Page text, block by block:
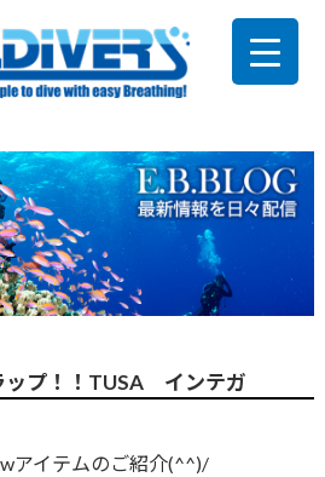
ップ！！TUSA インテガ
アイテムのご紹介(^^)/